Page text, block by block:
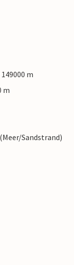
m
m
Sandstrand)